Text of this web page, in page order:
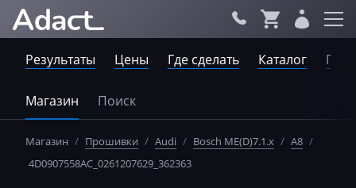
Результаты Цены Где сделать Каталог
Магазин Поиск
Магазин / Прошивки / Audi / Bosch ME(D)7.1.x / A8 /
4D0907558AC_0261207629_362363